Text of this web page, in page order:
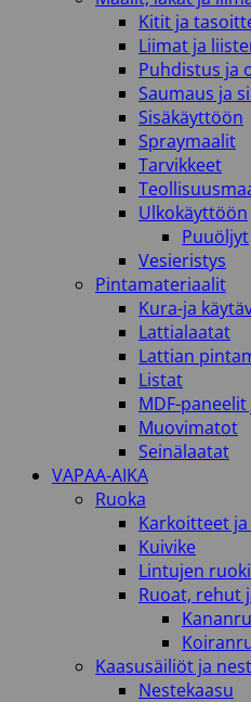
Kitit ja
Liimat ja
Puhdistus ja
Saumaus ja
Sisäkäyttöön
Spraymaalit
Tarvikkeet
Ulkokäyttöön
Puuöljyt
Vesieristys
Pintamateriaalit
Kura-ja
Lattialaatat
Lattian
Listat
MDF-
Muovimatot
Seinälaatat
VAPAA-AIKA
Ruoka
Karkoitteet
Kuivike
Lintujen
Ruoat, rehut
Kaasusäiliöt ja
Nestekaasu